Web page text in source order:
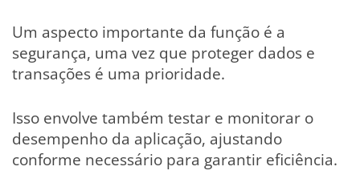
Um aspecto importante da função é a
segurança, uma vez que proteger dados e
transações é uma prioridade.
Isso envolve também testar e monitorar o
desempenho da aplicação, ajustando
conforme necessário para garantir eficiência.